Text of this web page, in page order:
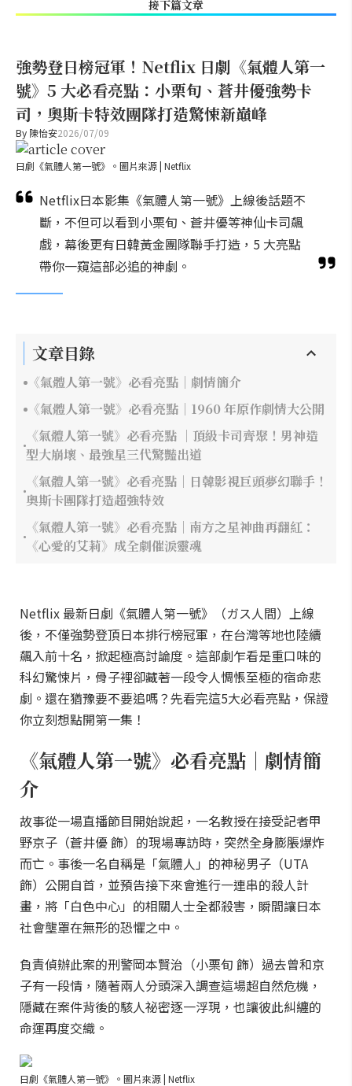
接下篇文章
強勢登日榜冠軍！Netflix 日劇《氣體人第一
號》5 大必看亮點：小栗旬、蒼井優強勢卡
司，奧斯卡特效團隊打造驚悚新巔峰
By 陳怡安2026/07/09
日劇《氣體人第一號》。圖片來源 | Netflix
Netflix日本影集《氣體人第一號》上線後話題不
斷，不但可以看到小栗旬、蒼井優等神仙卡司飆
戲，幕後更有日韓黃金團隊聯手打造，5 大亮點
帶你一窺這部必追的神劇。
文章目錄
《氣體人第一號》必看亮點｜劇情簡介
《氣體人第一號》必看亮點｜1960 年原作劇情大公開
《氣體人第一號》必看亮點 ｜頂級卡司齊聚！男神造
型大崩壞、最強星三代驚豔出道
《氣體人第一號》必看亮點｜日韓影視巨頭夢幻聯手！
奧斯卡團隊打造超強特效
《氣體人第一號》必看亮點｜南方之星神曲再翻紅：
《心愛的艾莉》成全劇催淚靈魂
Netflix 最新日劇《氣體人第一號》（ガス人間）上線
後，不僅強勢登頂日本排行榜冠軍，在台灣等地也陸續
飆入前十名，掀起極高討論度。這部劇乍看是重口味的
科幻驚悚片，骨子裡卻藏著一段令人惆悵至極的宿命悲
劇。還在猶豫要不要追嗎？先看完這5大必看亮點，保證
你立刻想點開第一集！
《氣體人第一號》必看亮點｜劇情簡
介
故事從一場直播節目開始說起，一名教授在接受記者甲
野京子（蒼井優 飾）的現場專訪時，突然全身膨脹爆炸
而亡。事後一名自稱是「氣體人」的神秘男子（UTA
飾）公開自首，並預告接下來會進行一連串的殺人計
畫，將「白色中心」的相關人士全都殺害，瞬間讓日本
社會壟罩在無形的恐懼之中。
負責偵辦此案的刑警岡本賢治（小栗旬 飾）過去曾和京
子有一段情，隨著兩人分頭深入調查這場超自然危機，
隱藏在案件背後的駭人祕密逐一浮現，也讓彼此糾纏的
命運再度交織。
日劇《氣體人第一號》。圖片來源 | Netflix